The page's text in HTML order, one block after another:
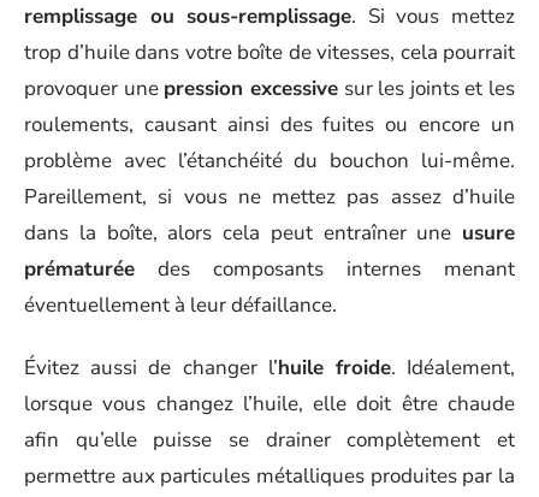
remplissage ou sous-remplissage. Si vous mettez
trop d’huile dans votre boîte de vitesses, cela pourrait
provoquer une pression excessivesur les joints et les
roulements, causant ainsi des fuites ou encore un
problème avec l’étanchéité du bouchon lui-même.
Pareillement, si vous ne mettez pas assez d’huile
dans la boîte, alors cela peut entraîner une usure
prématurée des composants internes menant
éventuellement à leur défaillance.
Évitez aussi de changer l’huile froide. Idéalement,
lorsque vous changez l’huile, elle doit être chaude
afin qu’elle puisse se drainer complètement et
permettre aux particules métalliques produites par la